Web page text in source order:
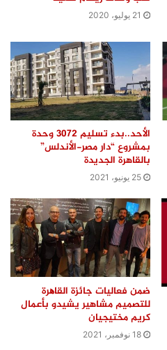
21 يوليو، 2020
الأحد..بدء تسليم 3072 وحدة
بمشروع “دار مصر-الأندلس”
بالقاهرة الجديدة
25 يونيو، 2021
ضمن فعالیات جائزة القاھرة
للتصمیم مشاهير يشيدو بأعمال
كریم مختیجیان
18 نوفمبر، 2021